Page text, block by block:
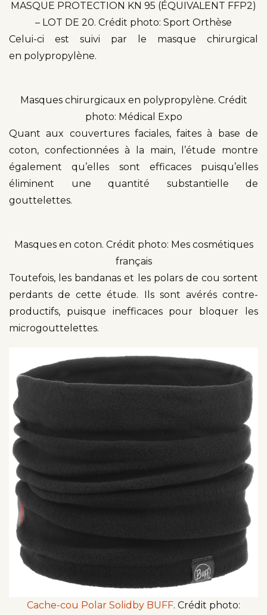
MASQUE PROTECTION KN 95 (ÉQUIVALENT FFP2)
– LOT DE 20. Crédit photo: Sport Orthèse
Celui-ci est suivi par le masque chirurgical
en polypropylène.
Masques chirurgicaux en polypropylène. Crédit
photo: Médical Expo
Quant aux couvertures faciales, faites à base de
coton, confectionnées à la main, l’étude montre
également qu’elles sont efficaces puisqu’elles
éliminent une quantité substantielle de
gouttelettes.
Masques en coton. Crédit photo: Mes cosmétiques
français
Toutefois, les bandanas et les polars de cou sortent
perdants de cette étude. Ils sont avérés contre-
productifs, puisque inefficaces pour bloquer les
microgouttelettes.
Cache-cou Polar Solidby BUFF. Crédit photo: